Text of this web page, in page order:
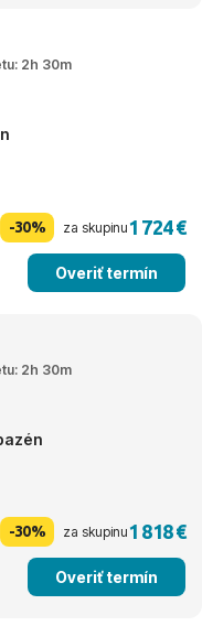
2h 30m
-30% za skupinu1 724 €
Overiť termín
2h 30m
-30% za skupinu1 818 €
Overiť termín